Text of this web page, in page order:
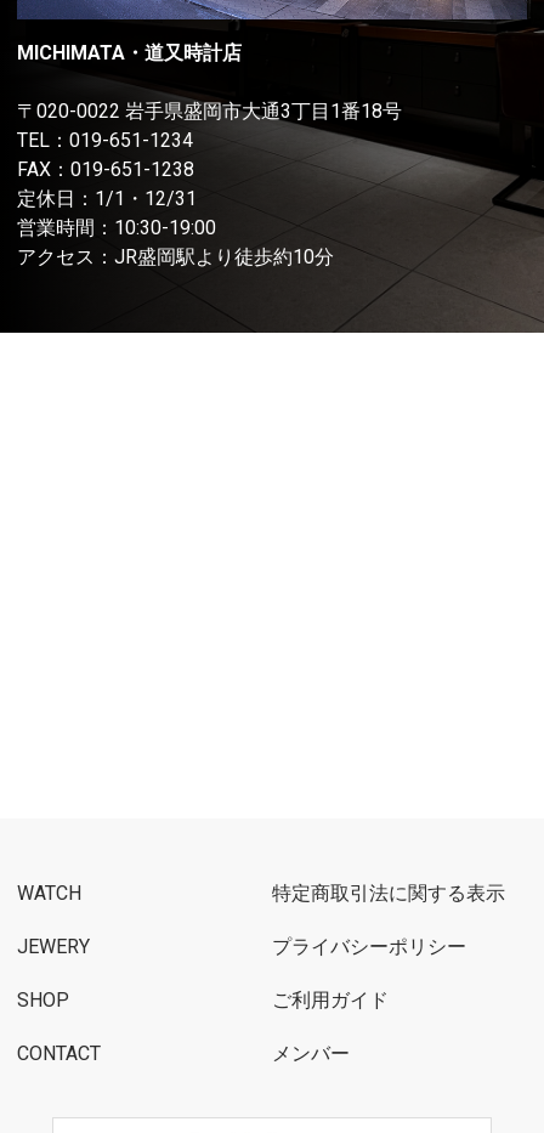
MICHIMATA・道又時計店
〒020-0022 岩手県盛岡市大通3丁目1番18号
TEL： 019-651-1234
FAX：019-651-1238
定休日：1/1・12/31
営業時間：10:30-19:00
アクセス：JR盛岡駅より徒歩約10分
WATCH
JEWERY
SHOP
CONTACT
特定商取引法に関する表示
プライバシーポリシー
ご利用ガイド
メンバー